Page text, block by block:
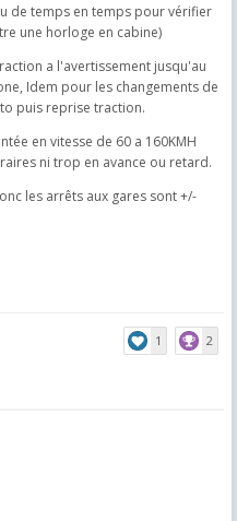
de temps en temps pour vérifier
une horloge en cabine)
a l'avertissement jusqu'au
Idem pour les changements de
puis reprise traction.
en vitesse de 60 a 160KMH
ni trop en avance ou retard.
les arrêts aux gares sont +/-
1 2